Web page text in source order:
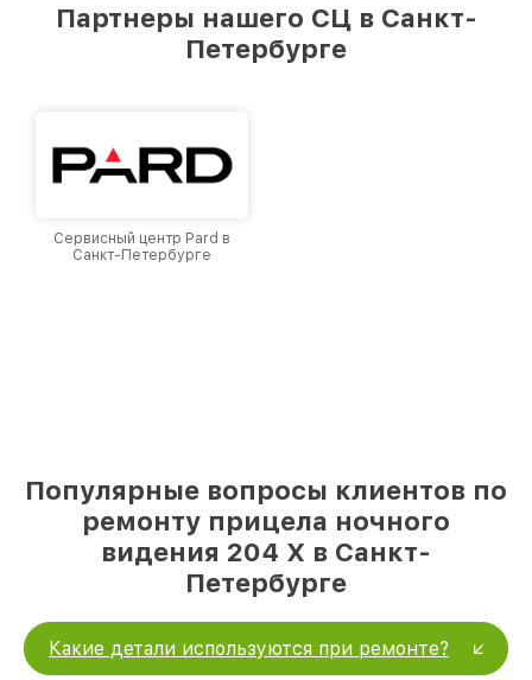
Партнеры нашего СЦ в Санкт-
Петербурге
Сервисный центр Pard в
Санкт-Петербурге
Популярные вопросы клиентов по
ремонту прицела ночного
видения 204 Х в Санкт-
Петербурге
Какие детали используются при ремонте?